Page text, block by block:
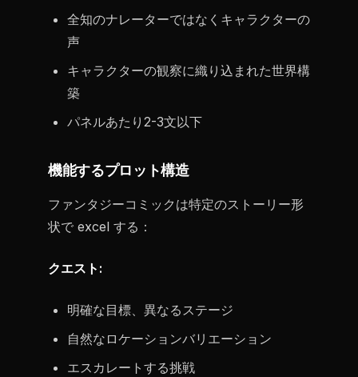
全知のナレーターではなくキャラクターの
声
キャラクターの観察に織り込まれた世界構
築
パネルあたり2-3文以下
機能するプロット構造
ファンタジーコミックは特定のストーリー形
状で excel する：
クエスト:
明確な目標、異なるステージ
自然なロケーションバリエーション
エスカレートする挑戦